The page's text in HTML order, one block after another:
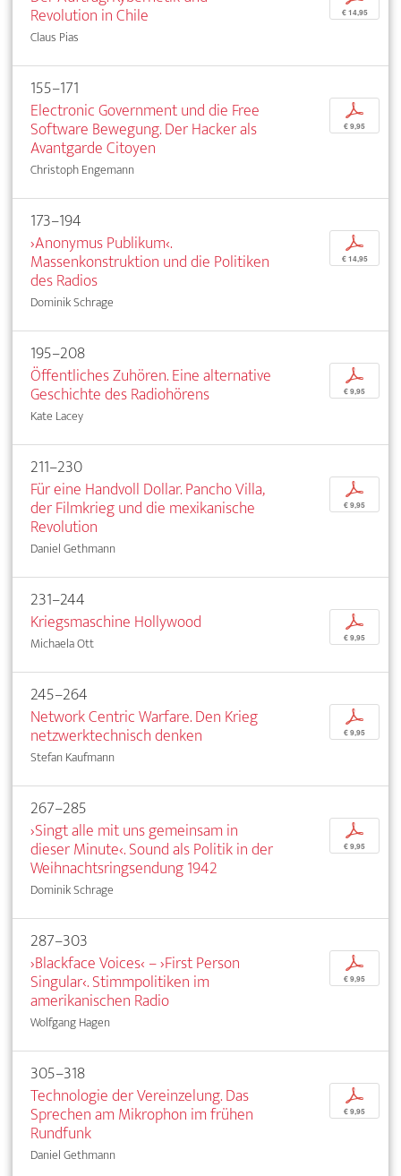
Revolution in Chile
Claus Pias
€ 14,95
155–171
Electronic Government und die Free
Software Bewegung. Der Hacker als
Avantgarde Citoyen
Christoph Engemann
p
€ 9,95
173–194
›Anonymus Publikum‹.
Massenkonstruktion und die Politiken
des Radios
Dominik Schrage
p
€ 14,95
195–208
Öffentliches Zuhören. Eine alternative
Geschichte des Radiohörens
Kate Lacey
p
€ 9,95
211–230
Für eine Handvoll Dollar. Pancho Villa,
der Filmkrieg und die mexikanische
Revolution
Daniel Gethmann
p
€ 9,95
231–244
Kriegsmaschine Hollywood
Michaela Ott
p
€ 9,95
245–264
Network Centric Warfare. Den Krieg
netzwerktechnisch denken
Stefan Kaufmann
p
€ 9,95
267–285
›Singt alle mit uns gemeinsam in
dieser Minute‹. Sound als Politik in der
Weihnachtsringsendung 1942
Dominik Schrage
p
€ 9,95
287–303
›Blackface Voices‹ – ›First Person
Singular‹. Stimmpolitiken im
amerikanischen Radio
Wolfgang Hagen
p
€ 9,95
305–318
Technologie der Vereinzelung. Das
Sprechen am Mikrophon im frühen
Rundfunk
Daniel Gethmann
p
€ 9,95